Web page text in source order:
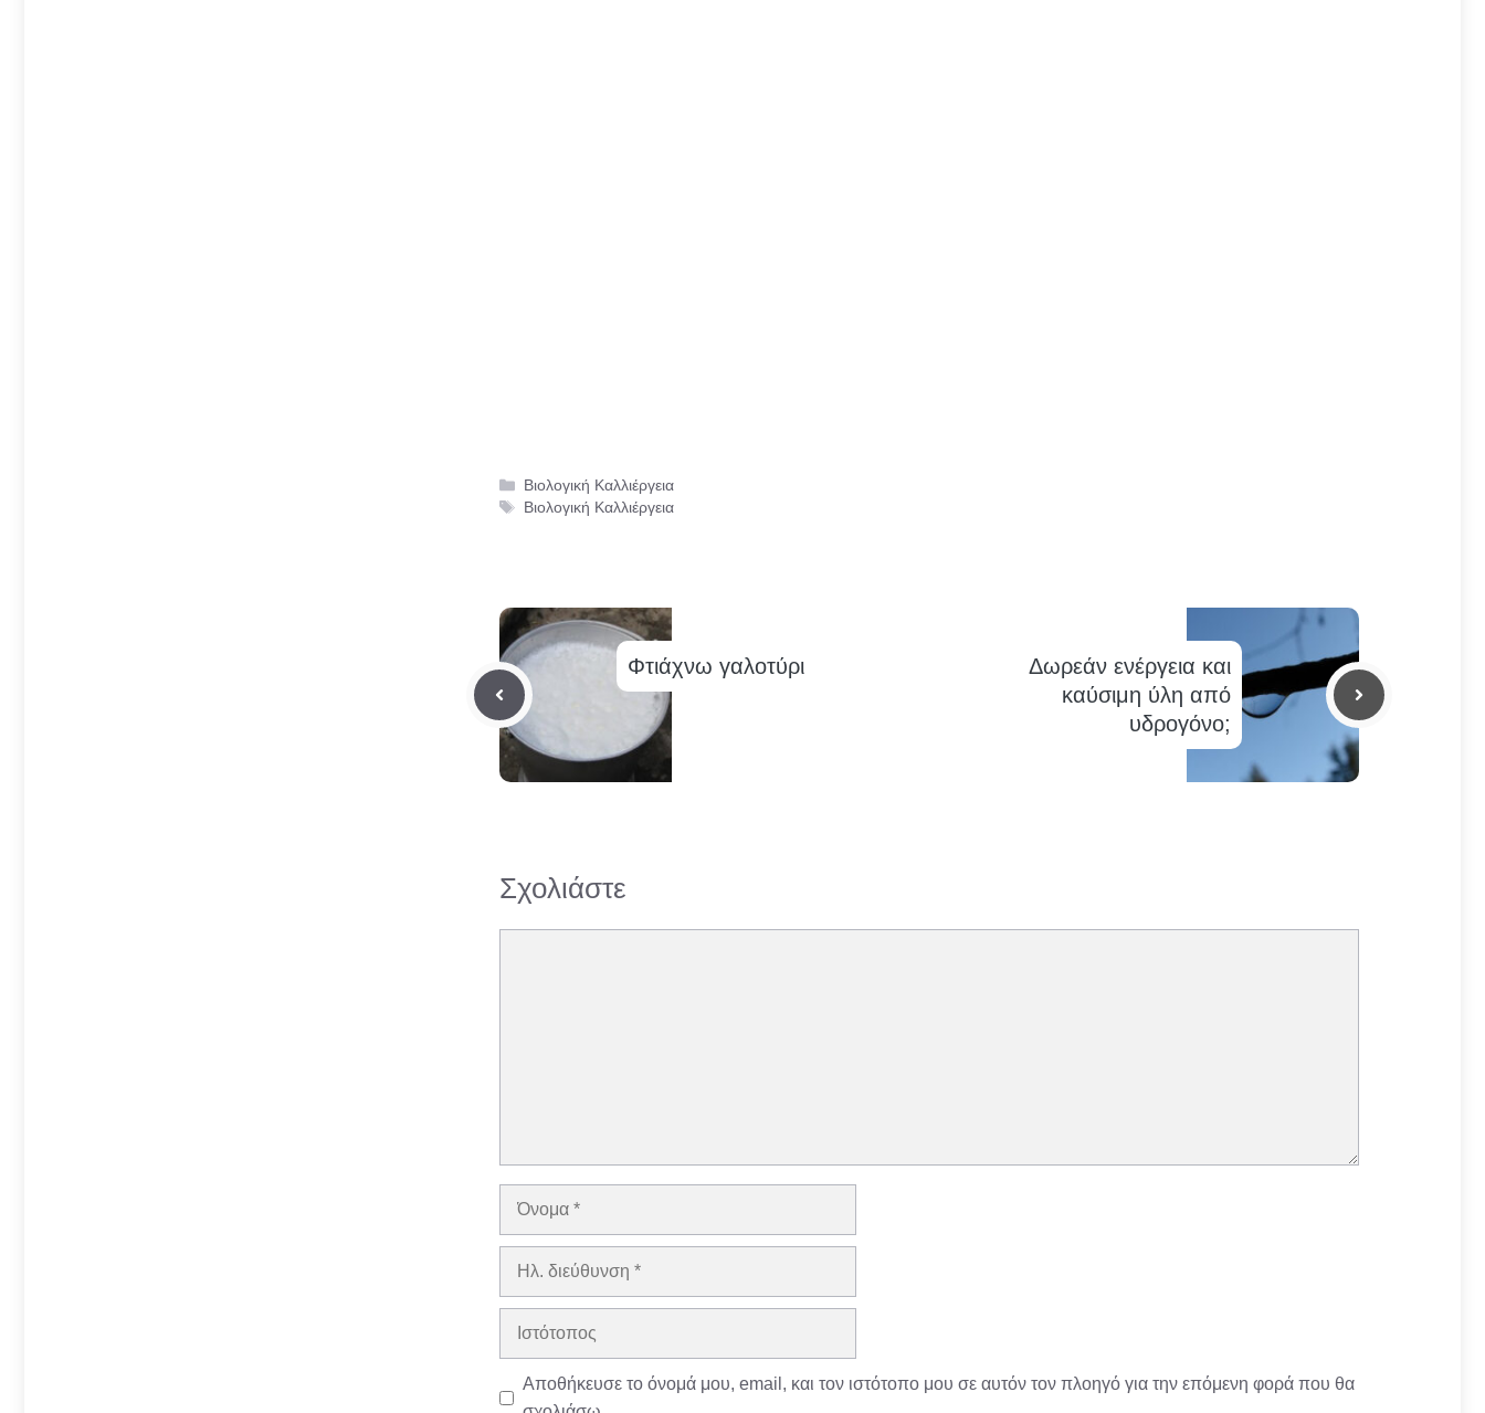
Κατηγορίες
Βιολογική Καλλιέργεια
Ετικέτες
Βιολογική Καλλιέργεια
Φτιάχνω γαλοτύρι
Δωρεάν ενέργεια και
καύσιμη ύλη από
υδρογόνο;
Σχολιάστε
Όνομα
Ηλ.
Ιστότοπος
Αποθήκευσε το όνομά μου, email, και τον ιστότοπο μου σε αυτόν τον πλοηγό για την επόμενη φορά που θα